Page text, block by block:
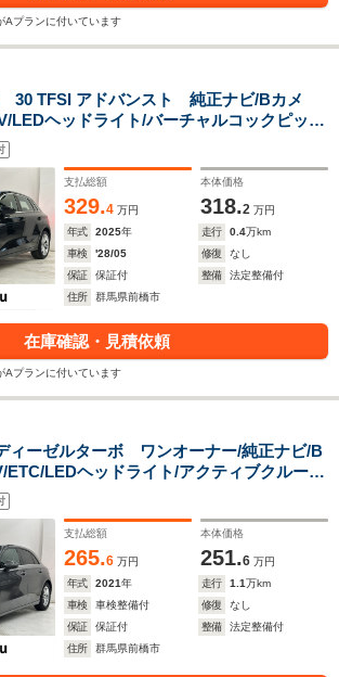
Aプランに付いています
30 TFSI アドバンスト 純正ナビ/Bカメ
LEDヘッドライト/バーチャルコックピッ
ズコントロール/ブラインドスポットモニタ
トヒーター/パドルシフト/レーンキープ/ス
支払総額
329.4 万円
本体価格
318.2 万円
年式
2025年 走行 0.4万km
車検
'28/05 修復
なし
保証
保証付 整備
法定整備付
住所
群馬県前橋市
在庫確認・見積依頼
Aプランに付いています
ーゼルターボ ワンオーナー/純正ナビ/B
ETC/LEDヘッドライト/アクティブクルーズ
ンドスポットモニター/パドルシフト/パワ
ター/ハーフレザーシート/スマートキー/キ
支払総額
265.6 万円
本体価格
251.6 万円
年式
2021年 走行 1.1万km
車検
車検整備付 修復
なし
保証
保証付 整備
法定整備付
住所
群馬県前橋市